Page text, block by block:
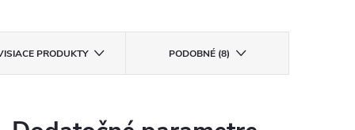
PRODUKTY PODOBNÉ (8)